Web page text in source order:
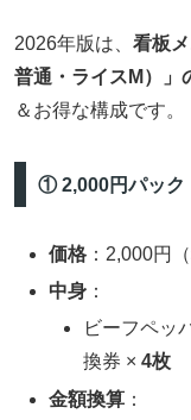
2026年版は、 看板
普通・ライスM）」
＆お得な構成です。
① 2,000円パック
価格 ：2,000円
中身 ：
ビーフペッ
換券 ×4枚
金額換算 ：